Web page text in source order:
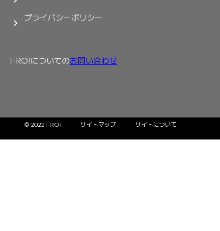
プライバシーポリシー
I-ROIについてのお問い合わせ
© 2022 I-ROI サイトマップ サイトについて